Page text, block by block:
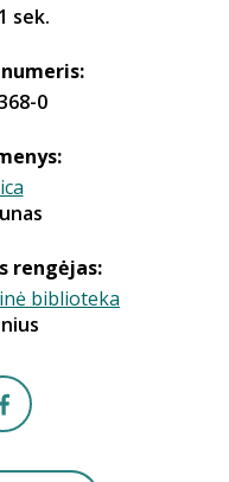
sek.
numeris:
0
rengėjas:
biblioteka